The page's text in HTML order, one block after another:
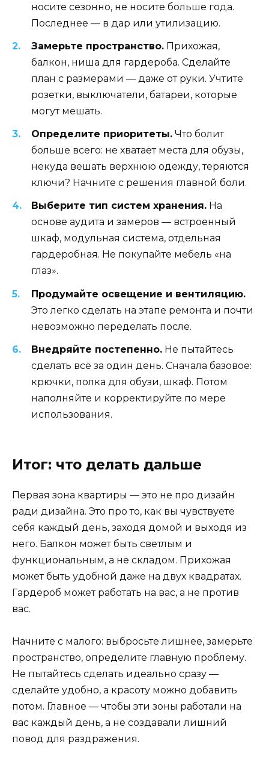
носите сезонно, не носите больше года.
Последнее — в дар или утилизацию.
Замерьте пространство. Прихожая,
балкон, ниша для гардероба. Сделайте
план с размерами — даже от руки. Учтите
розетки, выключатели, батареи, которые
могут мешать.
Определите приоритеты. Что болит
больше всего: не хватает места для обузы,
некуда вешать верхнюю одежду, теряются
ключи? Начните с решения главной боли.
Выберите тип систем хранения. На
основе аудита и замеров — встроенный
шкаф, модульная система, отдельная
гардеробная. Не покупайте мебель «на
глаз».
Продумайте освещение и вентиляцию.
Это легко сделать на этапе ремонта и почти
невозможно переделать после.
Внедряйте постепенно. Не пытайтесь
сделать всё за один день. Сначала базовое:
крючки, полка для обузи, шкаф. Потом
наполняйте и корректируйте по мере
использования.
Итог: что делать дальше
Первая зона квартиры — это не про дизайн
ради дизайна. Это про то, как вы чувствуете
себя каждый день, заходя домой и выходя из
него. Балкон может быть светлым и
функциональным, а не складом. Прихожая
может быть удобной даже на двух квадратах.
Гардероб может работать на вас, а не против
вас.
Начните с малого: выбросьте лишнее, замерьте
пространство, определите главную проблему.
Не пытайтесь сделать идеально сразу —
сделайте удобно, а красоту можно добавить
потом. Главное — чтобы эти зоны работали на
вас каждый день, а не создавали лишний
повод для раздражения.